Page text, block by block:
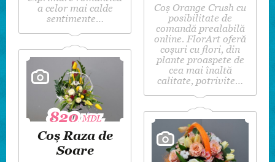
a celor mai calde
sentimente…
Coș Orange Crush cu
posibilitate de
comandă prealabilă
online. FlorArt oferă
coşuri cu flori, din
plante proaspete de
cea mai înaltă
calitate, potrivite…
820MDL
820MDL
Coș Raza de
Soare